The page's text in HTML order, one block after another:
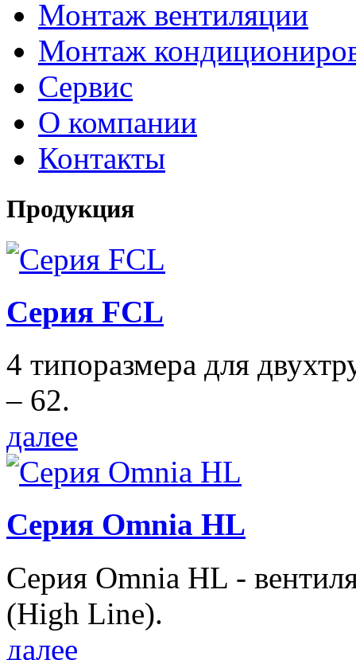
Монтаж вентиляции
Монтаж
Сервис
О компании
Контакты
Продукция
Серия FCL
4 типоразмера для
– 62.
далее
Серия Omnia HL
Серия Omnia HL -
(High Line).
далее